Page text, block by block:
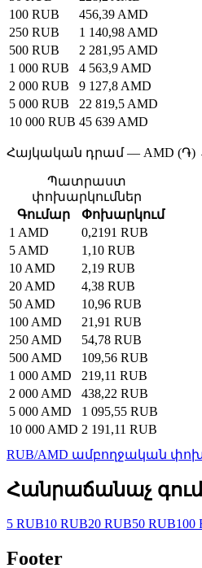
100 RUB
456,39 AMD
250 RUB
1 140,98 AMD
500 RUB
2 281,95 AMD
1 000 RUB
4 563,9 AMD
2 000 RUB
9 127,8 AMD
5 000 RUB
22 819,5 AMD
10 000 RUB 45 639 AMD
Հայկական դրամ — AMD (֏)
Պատրաստ
փոխարկումներ
Գումար
Փոխարկում
1 AMD
0,2191 RUB
5 AMD
1,10 RUB
10 AMD
2,19 RUB
20 AMD
4,38 RUB
50 AMD
10,96 RUB
100 AMD
21,91 RUB
250 AMD
54,78 RUB
500 AMD
109,56 RUB
1 000 AMD
219,11 RUB
2 000 AMD
438,22 RUB
5 000 AMD
1 095,55 RUB
10 000 AMD 2 191,11 RUB
RUB/AMD ամբողջական
Հանրաճանաչ
5 RUB10 RUB20 RUB50 RUB100
Footer